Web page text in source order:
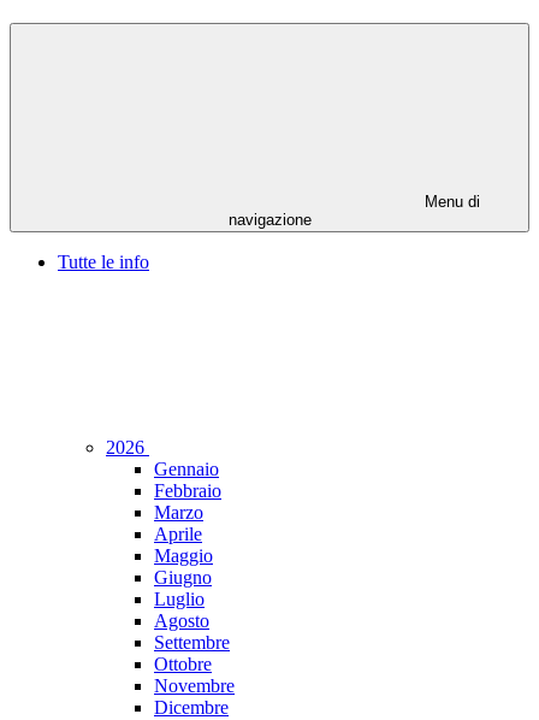
Menu di
navigazione
Tutte le info
2026
Gennaio
Febbraio
Marzo
Aprile
Maggio
Giugno
Luglio
Agosto
Settembre
Ottobre
Novembre
Dicembre